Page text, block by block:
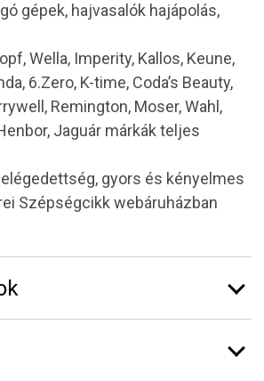
gépek, hajvasalók hajápolás,
Wella, Imperity, Kallos, Keune,
6.Zero, K-time, Coda’s Beauty,
Remington, Moser, Wahl,
Jaguár márkák teljes
gyors és kényelmes
Szépségcikk webáruházban